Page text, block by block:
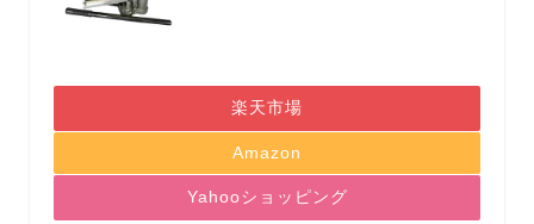
楽天市場
Amazon
Yahooショッピング